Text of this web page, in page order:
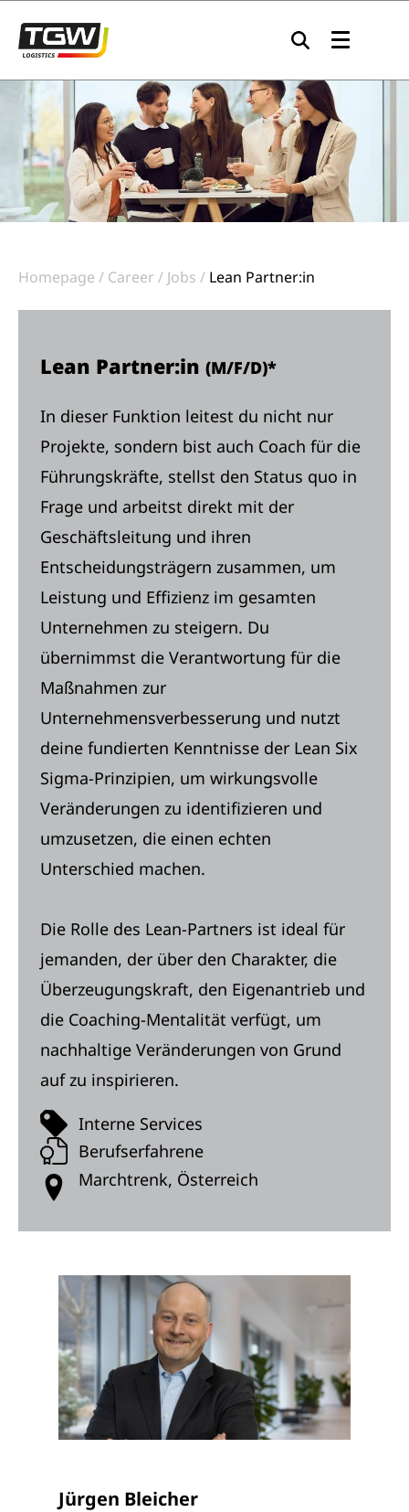
Homepage Career Jobs Lean Partner:in
Lean Partner:in (M/F/D)*
In dieser Funktion leitest du nicht nur
Projekte, sondern bist auch Coach für die
Führungskräfte, stellst den Status quo in
Frage und arbeitst direkt mit der
Geschäftsleitung und ihren
Entscheidungsträgern zusammen, um
Leistung und Effizienz im gesamten
Unternehmen zu steigern. Du
übernimmst die Verantwortung für die
Maßnahmen zur
Unternehmensverbesserung und nutzt
deine fundierten Kenntnisse der Lean Six
Sigma-Prinzipien, um wirkungsvolle
Veränderungen zu identifizieren und
umzusetzen, die einen echten
Unterschied machen.
Die Rolle des Lean-Partners ist ideal für
jemanden, der über den Charakter, die
Überzeugungskraft, den Eigenantrieb und
die Coaching-Mentalität verfügt, um
nachhaltige Veränderungen von Grund
auf zu inspirieren.
Interne Services
Berufserfahrene
Marchtrenk, Österreich
Jürgen Bleicher